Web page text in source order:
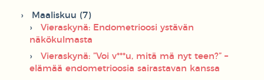
Maaliskuu (7)
Vieraskynä: Endometrioosi ystävän
näkökulmasta
Vieraskynä: ”Voi v***u, mitä mä nyt teen?” –
elämää endometrioosia sairastavan kanssa